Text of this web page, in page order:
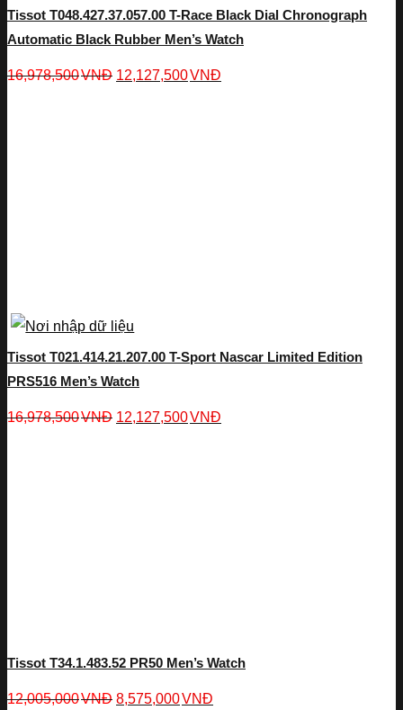
Tissot T048.427.37.057.00 T-Race Black Dial Chronograph
Automatic Black Rubber Men’s Watch
16,978,500VNĐ 12,127,500VNĐ
Tissot T021.414.21.207.00 T-Sport Nascar Limited Edition
PRS516 Men’s Watch
16,978,500VNĐ 12,127,500VNĐ
Tissot T34.1.483.52 PR50 Men’s Watch
12,005,000VNĐ 8,575,000VNĐ